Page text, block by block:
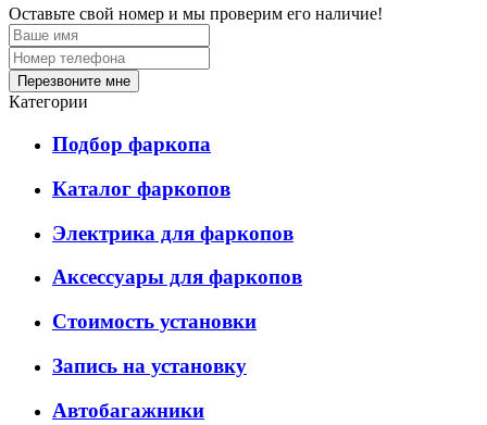
Оставьте свой номер и мы проверим его наличие!
Перезвоните мне
Категории
Подбор фаркопа
Каталог фаркопов
Электрика для фаркопов
Аксессуары для фаркопов
Стоимость установки
Запись на установку
Автобагажники